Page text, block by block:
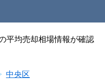
平均売却相場情報が確認
中央区